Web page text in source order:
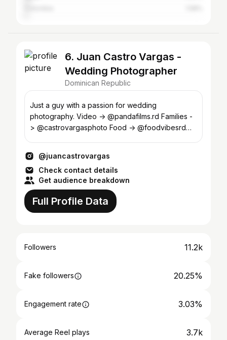
6. Juan Castro Vargas -
Wedding Photographer
Dominican Republic
Just a guy with a passion for wedding
photography. Video -> @pandafilms.rd Families -
> @castrovargasphoto Food -> @foodvibesrd
@juancastrovargas
Check contact details
Get audience breakdown
Full Profile Data
Followers 11.2k
Fake followers 20.25%
Engagement rate 3.03%
Average Reel plays 3.7k